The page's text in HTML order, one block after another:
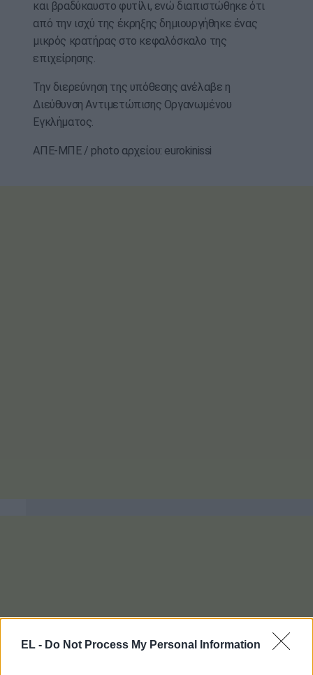
EL - Do Not Process My Personal Information
και βραδύκαυστο φυτίλι, ενώ διαπιστώθηκε ότι
από την ισχύ της έκρηξης δημιουργήθηκε ένας
μικρός κρατήρας στο κεφαλόσκαλο της
επιχείρησης.
Την διερεύνηση της υπόθεσης ανέλαβε η
Διεύθυνση Αντιμετώπισης Οργανωμένου
Εγκλήματος.
ΑΠΕ-ΜΠΕ / photo αρχείου: eurokinissi